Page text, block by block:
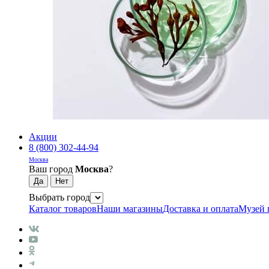
Акции
8 (800) 302-44-94
Москва
Ваш город Москва?
Выбрать город
Каталог товаровНаши магазиныДоставка и оплатаМузей